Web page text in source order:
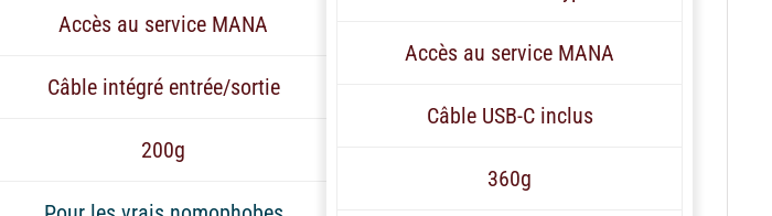
Accès au service MANA
Câble intégré entrée/sortie
200g
Accès au service MANA
Câble USB-C inclus
360g